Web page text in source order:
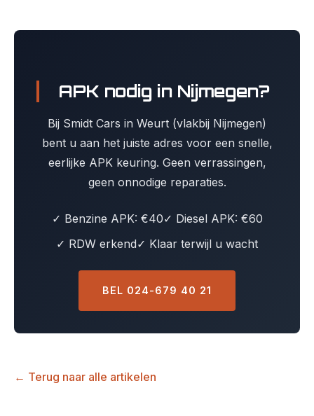
APK nodig in Nijmegen?
Bij Smidt Cars in Weurt (vlakbij Nijmegen)
bent u aan het juiste adres voor een snelle,
eerlijke APK keuring. Geen verrassingen,
geen onnodige reparaties.
✓ Benzine APK: €40✓ Diesel APK: €60
✓ RDW erkend✓ Klaar terwijl u wacht
BEL 024-679 40 21
← Terug naar alle artikelen